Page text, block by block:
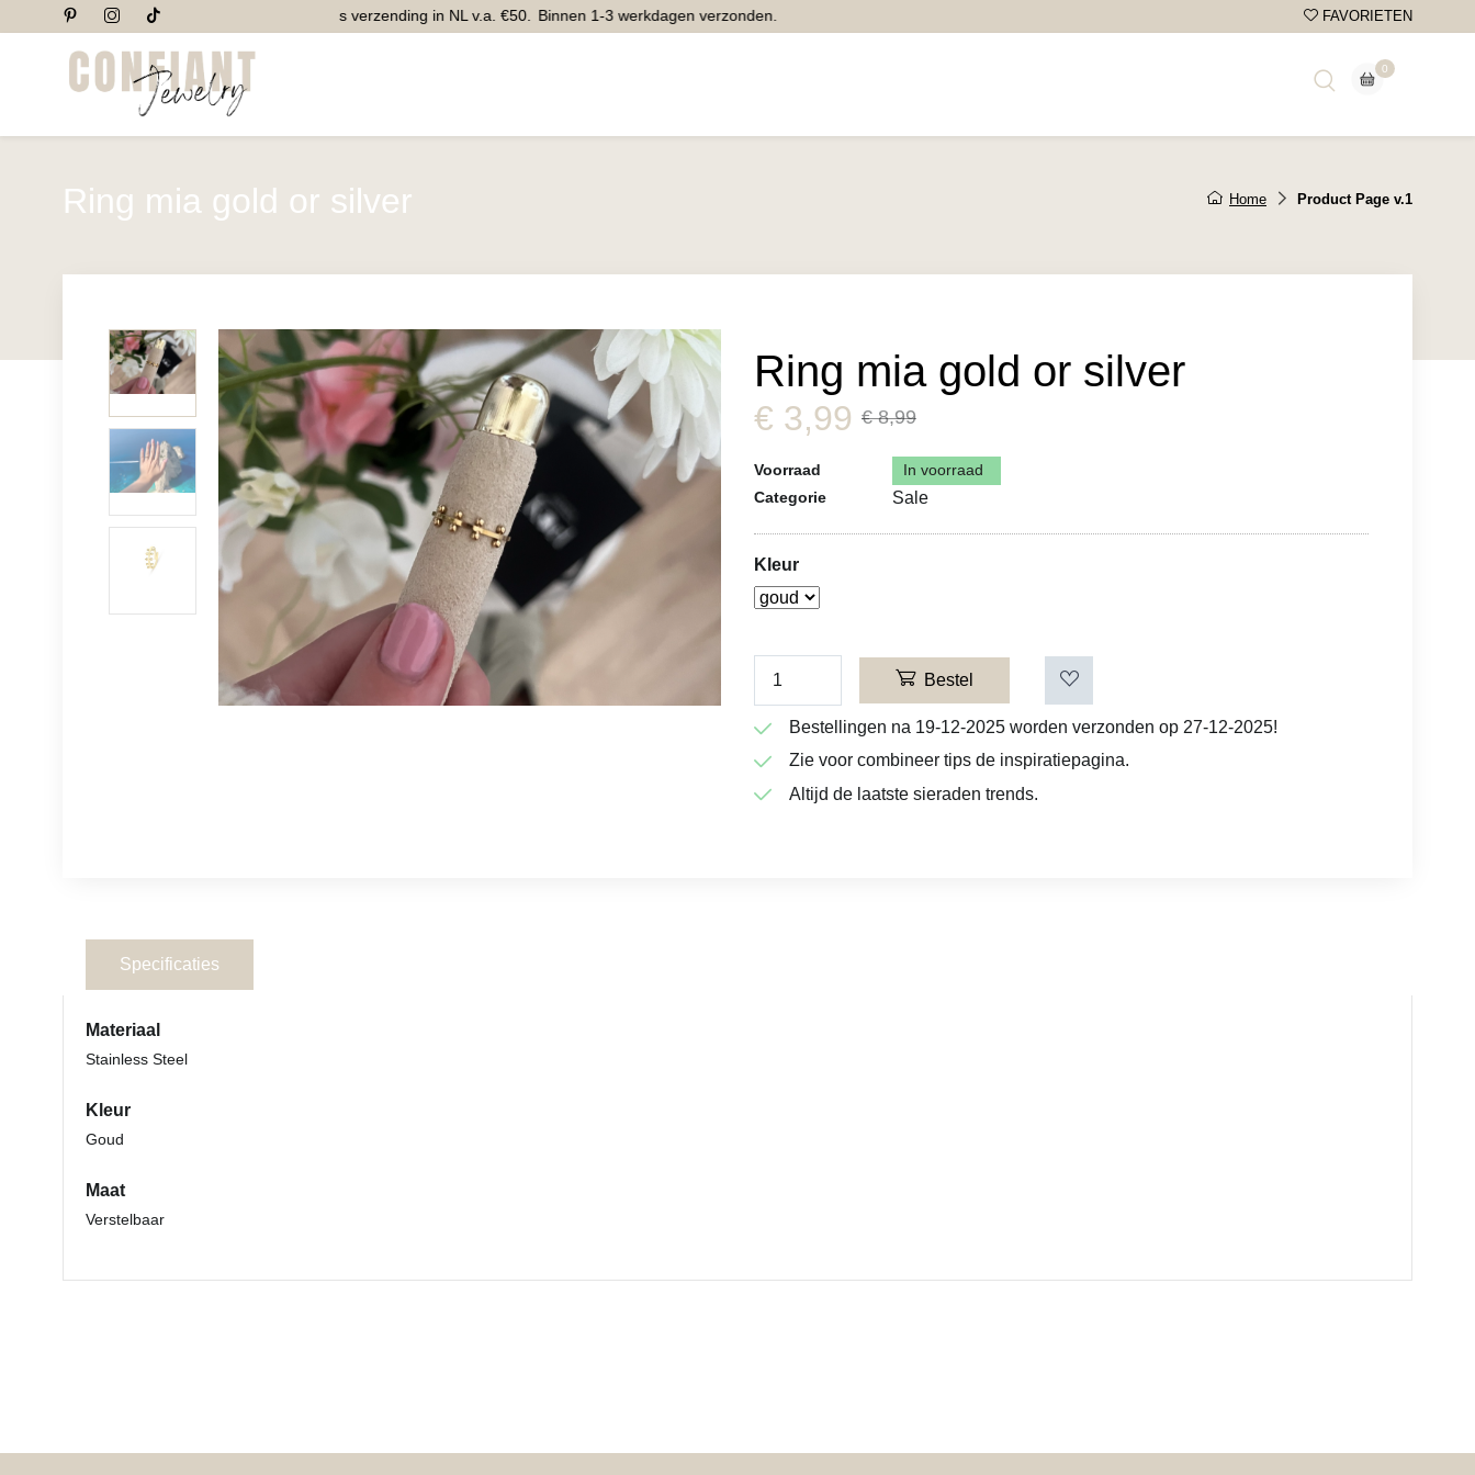
Gratis verzending in NL v.a. €50. Binnen 1-3 werkdagen verzonden. FAVORIETEN
0
Home Product Page v.1
Ring mia gold or silver
Ring mia gold or silver
€ 3,99 € 8,99
Voorraad
In voorraad
Categorie
Sale
Kleur
Bestel
Bestellingen na 19-12-2025 worden verzonden op 27-12-2025!
Zie voor combineer tips de inspiratiepagina.
Altijd de laatste sieraden trends.
Specificaties
Materiaal
Stainless Steel
Kleur
Goud
Maat
Verstelbaar